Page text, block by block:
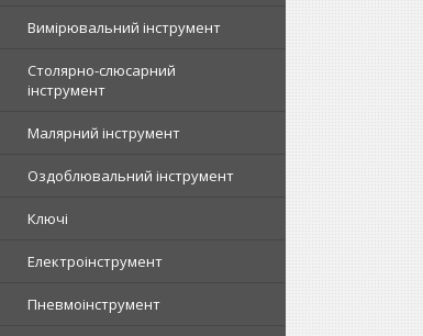
Вимірювальний інструмент
Столярно-слюсарний
інструмент
Малярний інструмент
Оздоблювальний інструмент
Ключі
Електроінструмент
Пневмоінструмент